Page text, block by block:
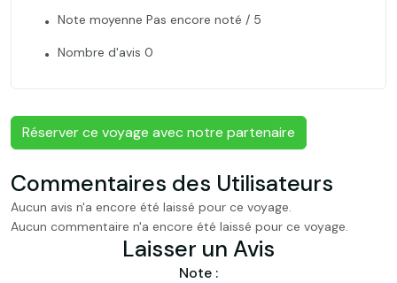
Note moyenne Pas encore noté / 5
Nombre d'avis 0
Réserver ce voyage avec notre partenaire
Commentaires des Utilisateurs
Aucun avis n'a encore été laissé pour ce voyage.
Aucun commentaire n'a encore été laissé pour ce voyage.
Laisser un Avis
Note :